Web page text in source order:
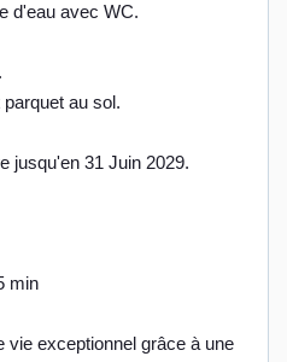
d'eau avec WC.
au sol.
jusqu'en 31 Juin 2029.
min
vie exceptionnel grâce à une